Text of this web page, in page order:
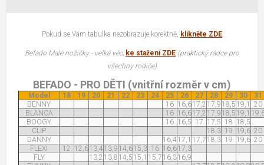
Pokud se Vám tabulka nezobrazuje korektně, klikněte ZDE
Befado Malé nožičky - velká věc, ke stažení ZDE (praktický rádce pro
všechny rodiče)
BEFADO - PRO DĚTI (vnitřní rozměr v cm)
Model 18 19 20 21 22 23 24 25 26 27 28 29 30
31
BENNY
16 16,617,2 17,9 18,5 19,1
20
BLANCA
16 16,617,2 17,9 18,5 19,1
BOOGY
16 16,5 17 17,5 18 18,5
CLIP
18,3 19 19,6 20
DANNY
16,4 17,1 17,7 18,3 19 19,6 20
FLEXI
12 12,613,4 13,9 14,615,3 16 16,617,3
FLY
13,2 13,8 14,5 15,1 15,7 16,316,9